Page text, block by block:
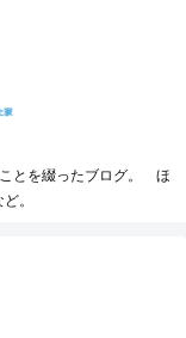
とを綴ったブログ。 ほ
。